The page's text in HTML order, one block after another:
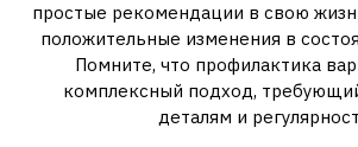
простые рекомендации в свою
положительные изменения в
Помните, что профилактика
комплексный подход,
деталям и